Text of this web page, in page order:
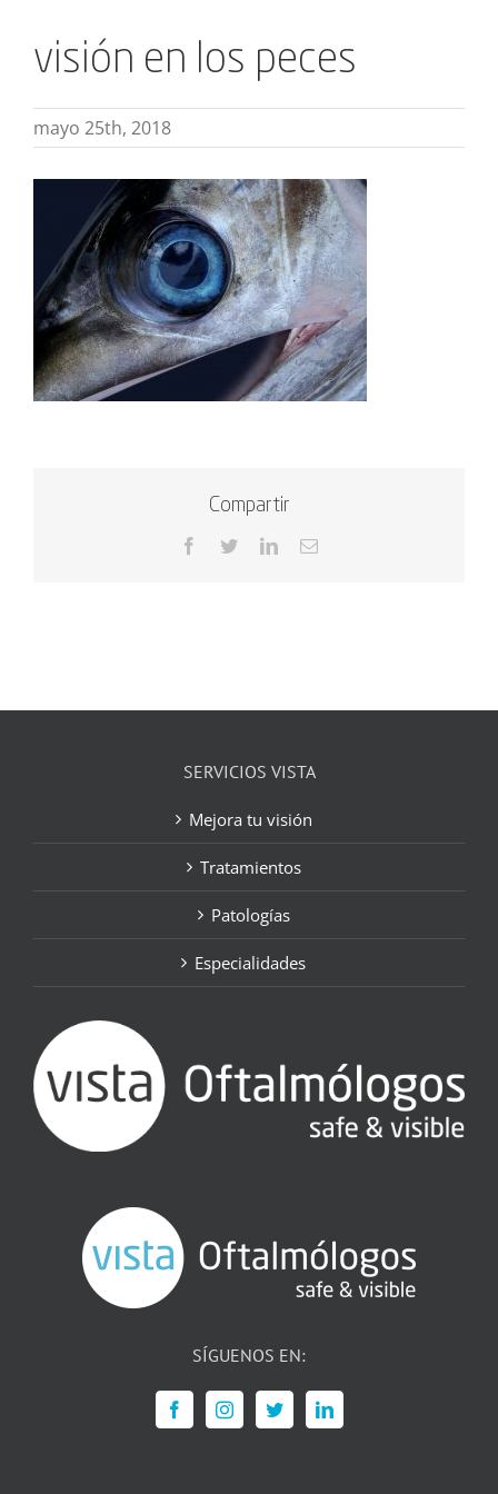
visión en los peces
mayo 25th, 2018
Compartir
Facebook
TwitterLinkedInCorreo
SERVICIOS VISTA
Mejora tu visión
Tratamientos
Patologías
Especialidades
SÍGUENOS EN: